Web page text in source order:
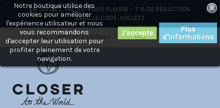
EN JUILLET, FAITES-VOUS PLAISIR – 7 % DE RÉDUCTION
AVEC LE CODE JUILLET7
×
Mon compte
Blog
J'ai reçu une carte cadeau
Notre boutique utilise des
cookies pour améliorer
l'expérience utilisateur et nous
vous recommandons
d'accepter leur utilisation pour
profiter pleinement de votre
navigation.
Plus
d'informations